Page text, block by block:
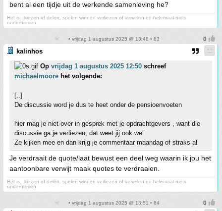
bent al een tijdje uit de werkende samenleving he?
Het is...kiezen of delen, spelen winnen verliezen of vervelen en helemaal niets
ondernemen
• vrijdag 1 augustus 2025 @ 13:48 • 83
kalinhos
Op vrijdag 1 augustus 2025 12:50 schreef
michaelmoore het volgende:
[..]
De discussie word je dus te heet onder de pensioenvoeten
hier mag je niet over in gesprek met je opdrachtgevers , want die
discussie ga je verliezen, dat weet jij ook wel
Ze kijken mee en dan krijg je commentaar maandag of straks al
Je verdraait de quote/laat bewust een deel weg waarin ik jou het
aantoonbare verwijt maak quotes te verdraaien.
Het is...kiezen of delen, spelen winnen verliezen of vervelen en helemaal niets
ondernemen
• vrijdag 1 augustus 2025 @ 13:51 • 84